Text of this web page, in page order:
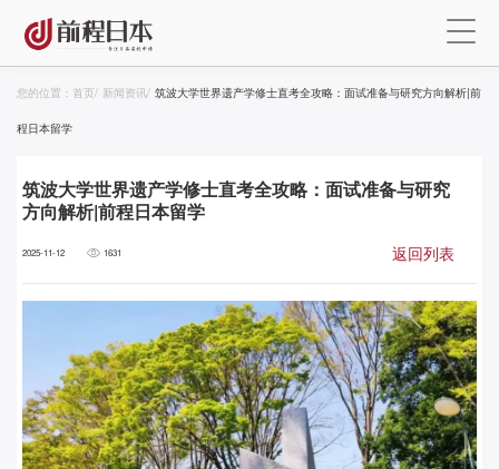
您的位置： 首页/ 新闻资讯/ 筑波大学世界遗产学修士直考全攻略：面试准备与研究方向解析|前
程日本留学
筑波大学世界遗产学修士直考全攻略：面试准备与研究
方向解析|前程日本留学
2025-11-12 1631 返回列表